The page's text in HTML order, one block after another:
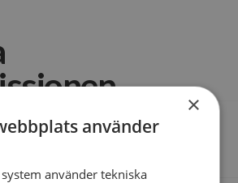
du?
The Blog
×
använder
använder tekniska